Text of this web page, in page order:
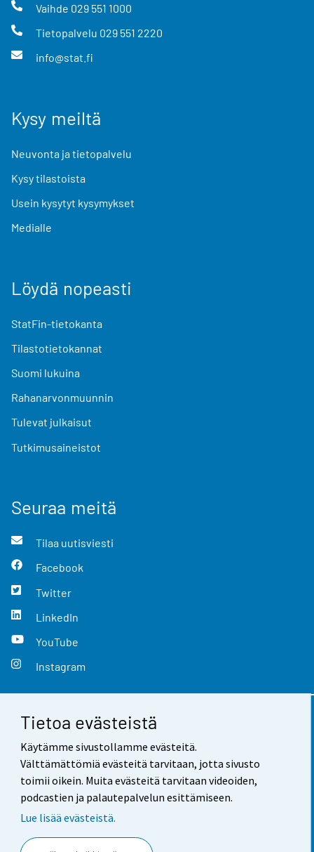
Tietoa evästeistä
Käytämme sivustollamme evästeitä.
Välttämättömiä evästeitä tarvitaan, jotta sivusto
toimii oikein. Muita evästeitä tarvitaan videoiden,
podcastien ja palautepalvelun esittämiseen.
Lue lisää evästeistä.
Vaihde 029 551 1000
Tietopalvelu 029 551 2220
info@stat.fi
Kysy meiltä
Neuvonta ja tietopalvelu
Kysy tilastoista
Usein kysytyt kysymykset
Medialle
Löydä nopeasti
StatFin-tietokanta
Tilastotietokannat
Suomi lukuina
Rahanarvonmuunnin
Tulevat julkaisut
Tutkimusaineistot
Seuraa meitä
Tilaa uutisviesti
Facebook
Twitter
LinkedIn
YouTube
Instagram
Yhteystiedot
Palaute
Käyttöehdot
Saavutettavuus